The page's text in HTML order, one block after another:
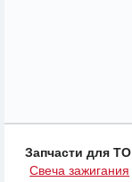
Запчасти для ТО
Свеча зажигания